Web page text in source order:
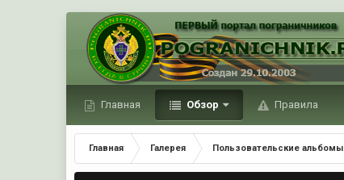
Главная Обзор Правила
Главная Галерея Пользовательские альбомы